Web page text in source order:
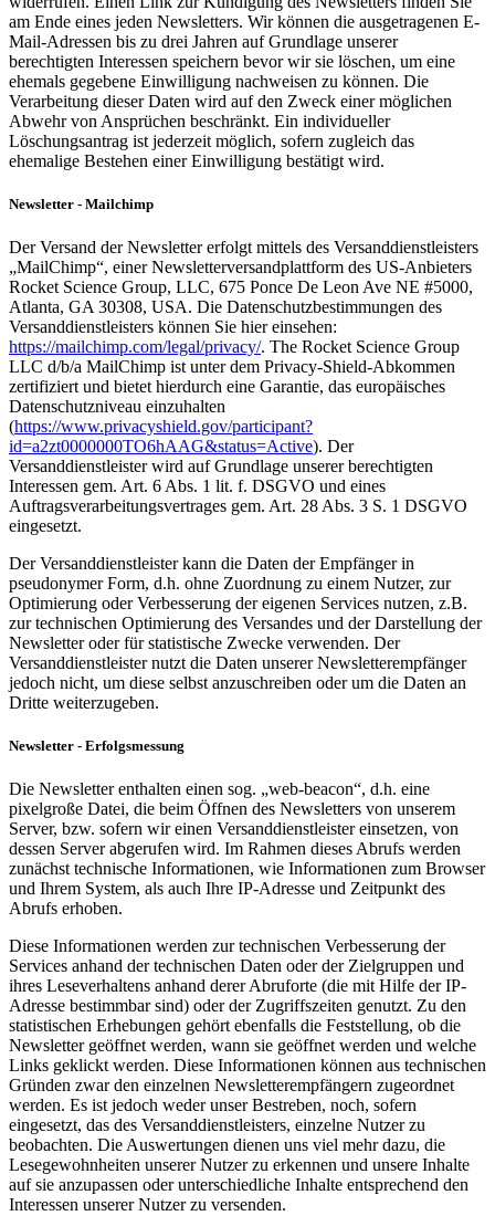
am Ende eines jeden Newsletters. Wir können die ausgetragenen E-
Mail-Adressen bis zu drei Jahren auf Grundlage unserer
berechtigten Interessen speichern bevor wir sie löschen, um eine
ehemals gegebene Einwilligung nachweisen zu können. Die
Verarbeitung dieser Daten wird auf den Zweck einer möglichen
Abwehr von Ansprüchen beschränkt. Ein individueller
Löschungsantrag ist jederzeit möglich, sofern zugleich das
ehemalige Bestehen einer Einwilligung bestätigt wird.
Newsletter - Mailchimp
Der Versand der Newsletter erfolgt mittels des Versanddienstleisters
„MailChimp“, einer Newsletterversandplattform des US-Anbieters
Rocket Science Group, LLC, 675 Ponce De Leon Ave NE #5000,
Atlanta, GA 30308, USA. Die Datenschutzbestimmungen des
Versanddienstleisters können Sie hier einsehen:
https://mailchimp.com/legal/privacy/. The Rocket Science Group
LLC d/b/a MailChimp ist unter dem Privacy-Shield-Abkommen
zertifiziert und bietet hierdurch eine Garantie, das europäisches
Datenschutzniveau einzuhalten
(https://www.privacyshield.gov/participant?
id=a2zt0000000TO6hAAG&status=Active). Der
Versanddienstleister wird auf Grundlage unserer berechtigten
Interessen gem. Art. 6 Abs. 1 lit. f. DSGVO und eines
Auftragsverarbeitungsvertrages gem. Art. 28 Abs. 3 S. 1 DSGVO
eingesetzt.
Der Versanddienstleister kann die Daten der Empfänger in
pseudonymer Form, d.h. ohne Zuordnung zu einem Nutzer, zur
Optimierung oder Verbesserung der eigenen Services nutzen, z.B.
zur technischen Optimierung des Versandes und der Darstellung der
Newsletter oder für statistische Zwecke verwenden. Der
Versanddienstleister nutzt die Daten unserer Newsletterempfänger
jedoch nicht, um diese selbst anzuschreiben oder um die Daten an
Dritte weiterzugeben.
Newsletter - Erfolgsmessung
Die Newsletter enthalten einen sog. „web-beacon“, d.h. eine
pixelgroße Datei, die beim Öffnen des Newsletters von unserem
Server, bzw. sofern wir einen Versanddienstleister einsetzen, von
dessen Server abgerufen wird. Im Rahmen dieses Abrufs werden
zunächst technische Informationen, wie Informationen zum Browser
und Ihrem System, als auch Ihre IP-Adresse und Zeitpunkt des
Abrufs erhoben.
Diese Informationen werden zur technischen Verbesserung der
Services anhand der technischen Daten oder der Zielgruppen und
ihres Leseverhaltens anhand derer Abruforte (die mit Hilfe der IP-
Adresse bestimmbar sind) oder der Zugriffszeiten genutzt. Zu den
statistischen Erhebungen gehört ebenfalls die Feststellung, ob die
Newsletter geöffnet werden, wann sie geöffnet werden und welche
Links geklickt werden. Diese Informationen können aus technischen
Gründen zwar den einzelnen Newsletterempfängern zugeordnet
werden. Es ist jedoch weder unser Bestreben, noch, sofern
eingesetzt, das des Versanddienstleisters, einzelne Nutzer zu
beobachten. Die Auswertungen dienen uns viel mehr dazu, die
Lesegewohnheiten unserer Nutzer zu erkennen und unsere Inhalte
auf sie anzupassen oder unterschiedliche Inhalte entsprechend den
Interessen unserer Nutzer zu versenden.